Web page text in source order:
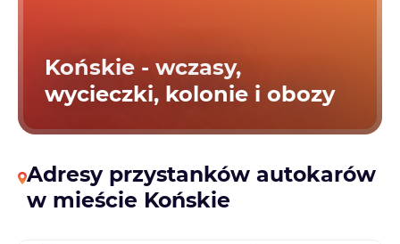
Końskie - wczasy,
wycieczki, kolonie i obozy
Adresy przystanków autokarów
w mieście Końskie